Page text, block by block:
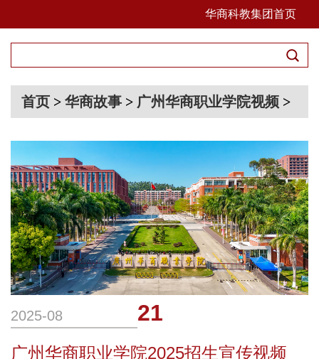
华商科教集团首页
首页 > 华商故事 > 广州华商职业学院视频 >
2025-08 21
广州华商职业学院2025招生宣传视频